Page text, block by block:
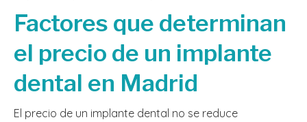
Factores que determinan
el precio de un implante
dental en Madrid
El precio de un implante dental no se reduce